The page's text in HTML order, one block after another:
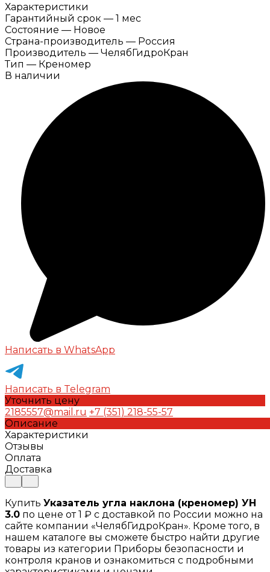
Характеристики
Гарантийный срок — 1 мес
Состояние — Новое
Страна-производитель — Россия
Производитель — ЧелябГидроКран
Тип — Креномер
В наличии
Написать в WhatsApp
Написать в Telegram
Уточнить цену
2185557@mail.ru +7 (351) 218-55-57
Описание
Характеристики
Отзывы
Оплата
Доставка
Купить Указатель угла наклона (креномер) УН
3.0 по цене от 1 ₽ с доставкой по России можно на
сайте компании «ЧелябГидроКран». Кроме того, в
нашем каталоге вы сможете быстро найти другие
товары из категории Приборы безопасности и
контроля кранов и ознакомиться с подробными